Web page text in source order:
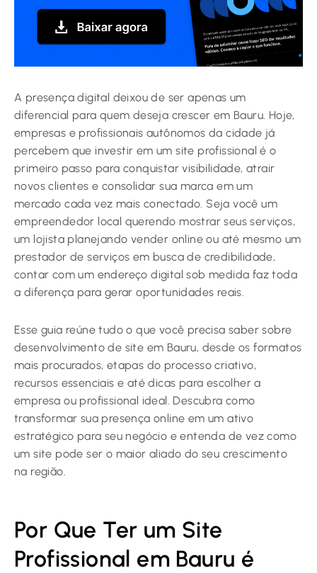
A presença digital deixou de ser apenas um
diferencial para quem deseja crescer em Bauru. Hoje,
empresas e profissionais autônomos da cidade já
percebem que investir em um site profissional é o
primeiro passo para conquistar visibilidade, atrair
novos clientes e consolidar sua marca em um
mercado cada vez mais conectado. Seja você um
empreendedor local querendo mostrar seus serviços,
um lojista planejando vender online ou até mesmo um
prestador de serviços em busca de credibilidade,
contar com um endereço digital sob medida faz toda
a diferença para gerar oportunidades reais.
Esse guia reúne tudo o que você precisa saber sobre
desenvolvimento de site em Bauru, desde os formatos
mais procurados, etapas do processo criativo,
recursos essenciais e até dicas para escolher a
empresa ou profissional ideal. Descubra como
transformar sua presença online em um ativo
estratégico para seu negócio e entenda de vez como
um site pode ser o maior aliado do seu crescimento
na região.
Por Que Ter um Site
Profissional em Bauru é